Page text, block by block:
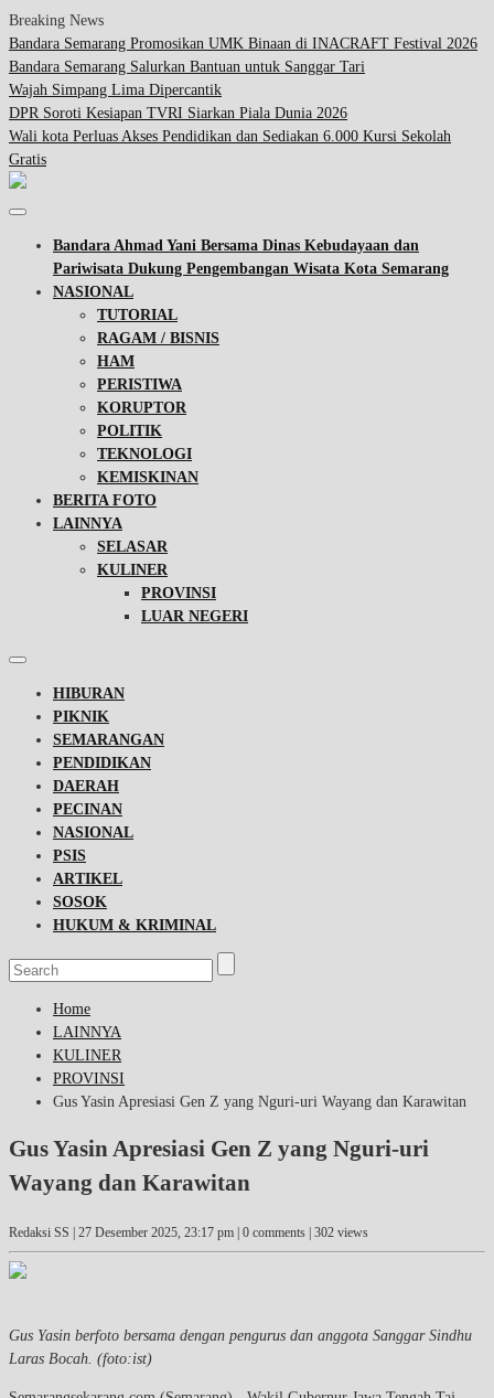
Breaking News
Bandara Semarang Promosikan UMK Binaan di INACRAFT Festival 2026
Bandara Semarang Salurkan Bantuan untuk Sanggar Tari
Wajah Simpang Lima Dipercantik
DPR Soroti Kesiapan TVRI Siarkan Piala Dunia 2026
Wali kota Perluas Akses Pendidikan dan Sediakan 6.000 Kursi Sekolah
Gratis
Bandara Ahmad Yani Bersama Dinas Kebudayaan dan
Pariwisata Dukung Pengembangan Wisata Kota Semarang
NASIONAL
TUTORIAL
RAGAM / BISNIS
HAM
PERISTIWA
KORUPTOR
POLITIK
TEKNOLOGI
KEMISKINAN
BERITA FOTO
LAINNYA
SELASAR
KULINER
PROVINSI
LUAR NEGERI
HIBURAN
PIKNIK
SEMARANGAN
PENDIDIKAN
DAERAH
PECINAN
NASIONAL
PSIS
ARTIKEL
SOSOK
HUKUM & KRIMINAL
Home
LAINNYA
KULINER
PROVINSI
Gus Yasin Apresiasi Gen Z yang Nguri-uri Wayang dan Karawitan
Gus Yasin Apresiasi Gen Z yang Nguri-uri
Wayang dan Karawitan
Redaksi SS | 27 Desember 2025, 23:17 pm | 0 comments | 302 views
Gus Yasin berfoto bersama dengan pengurus dan anggota Sanggar Sindhu
Laras Bocah. (foto:ist)